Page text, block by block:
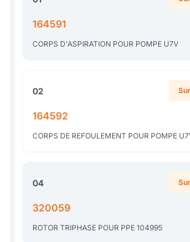
164591
CORPS D'ASPIRATION POUR POMPE U7V
02
164592
CORPS DE REFOULEMENT POUR POMPE
04
320059
ROTOR TRIPHASE POUR PPE 104995